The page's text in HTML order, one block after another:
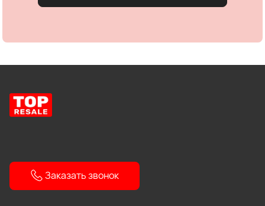
Заказать звонок